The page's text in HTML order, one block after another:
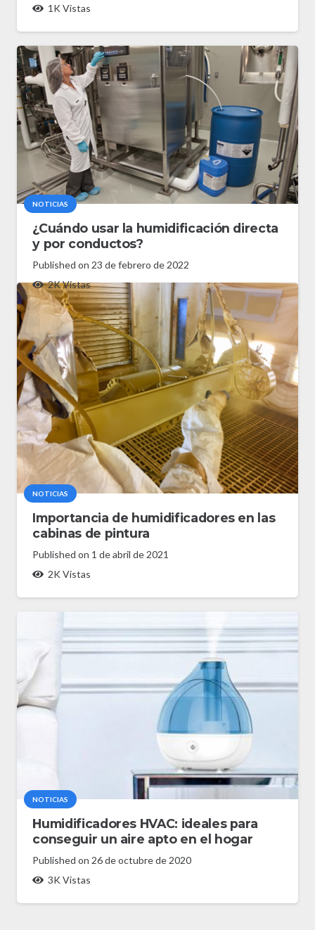
1KVistas
NOTICIAS
¿Cuándo usar la humidificación directa
y por conductos?
Published on 23 de febrero de 2022
2KVistas
NOTICIAS
Importancia de humidificadores en las
cabinas de pintura
Published on 1 de abril de 2021
2KVistas
NOTICIAS
Humidificadores HVAC: ideales para
conseguir un aire apto en el hogar
Published on 26 de octubre de 2020
3KVistas